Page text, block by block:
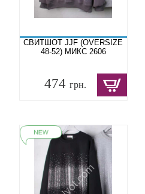
СВИТШОТ JJF (OVERSIZE
48-52) МИКС 2606
474грн.